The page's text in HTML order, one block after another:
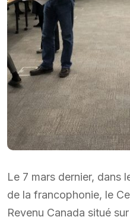
Le 7 mars dernier, dans
de la francophonie, le
Revenu Canada situé